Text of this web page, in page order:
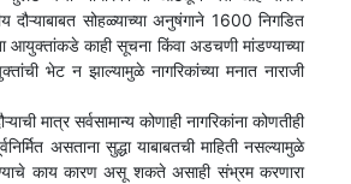
दौऱ्याबाबत सोहळ्याच्या अनुषंगाने 1600 निगडित
आयुक्तांकडे काही सूचना किंवा अडचणी मांडण्याच्या
भेट न झाल्यामुळे नागरिकांच्या मनात नाराजी
मात्र सर्वसामान्य कोणाही नागरिकांना कोणतीही
असताना सुद्धा याबाबतची माहिती नसल्यामुळे
काय कारण असू शकते असाही संभ्रम करणारा